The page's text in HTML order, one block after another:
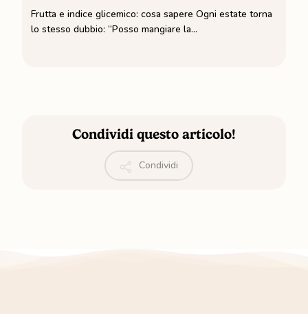
glicemico:
Frutta e indice glicemico: cosa sapere Ogni estate torna
lo stesso dubbio: “Posso mangiare la…
Condividi questo articolo!
Condividi